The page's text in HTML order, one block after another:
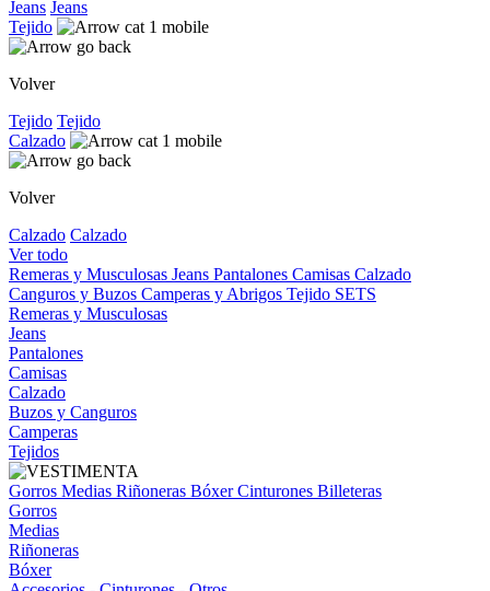
Jeans Jeans
Tejido
Volver
Tejido Tejido
Calzado
Volver
Calzado Calzado
Ver todo
Remeras y Musculosas Jeans Pantalones Camisas Calzado
Canguros y Buzos Camperas y Abrigos Tejido SETS
Remeras y Musculosas
Jeans
Pantalones
Camisas
Calzado
Buzos y Canguros
Camperas
Tejidos
Gorros Medias Riñoneras BóxerCinturones Billeteras
Gorros
Medias
Riñoneras
Bóxer